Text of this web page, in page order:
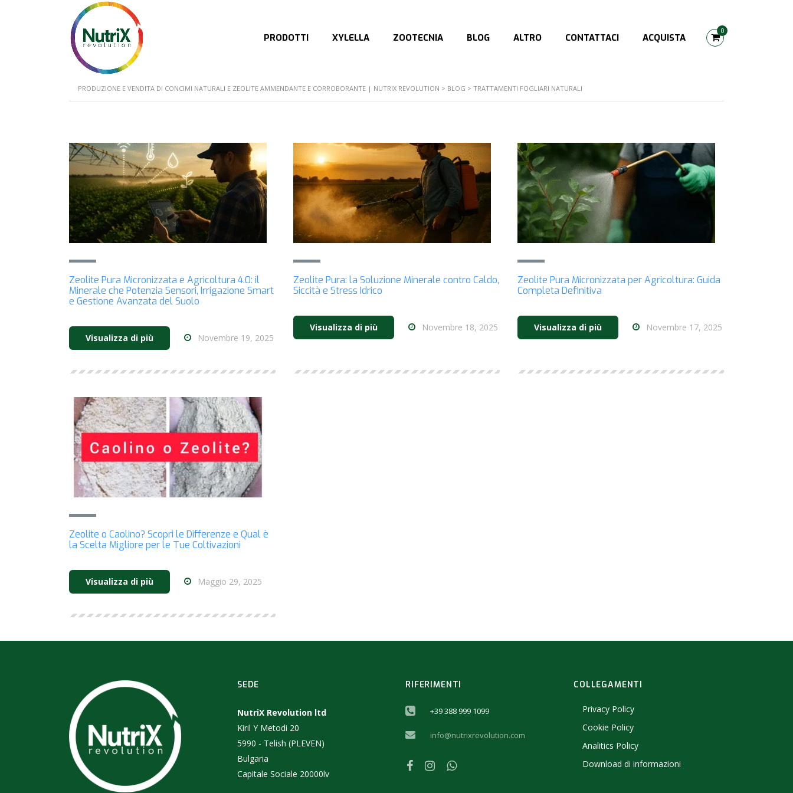
PRODOTTI XYLELLA ZOOTECNIA BLOG ALTRO CONTATTACI ACQUISTA
0
PRODUZIONE E VENDITA DI CONCIMI NATURALI E ZEOLITE AMMENDANTE E CORROBORANTE | NUTRIX REVOLUTION > BLOG > TRATTAMENTI FOGLIARI NATURALI
Zeolite Pura Micronizzata e Agricoltura 4.0: il
Minerale che Potenzia Sensori, Irrigazione Smart
e Gestione Avanzata del Suolo
Visualizza di più Novembre 19, 2025
Zeolite Pura: la Soluzione Minerale contro Caldo,
Siccità e Stress Idrico
Visualizza di più Novembre 18, 2025
Zeolite Pura Micronizzata per Agricoltura: Guida
Completa Definitiva
Visualizza di più Novembre 17, 2025
Zeolite o Caolino? Scopri le Differenze e Qual è
la Scelta Migliore per le Tue Coltivazioni
Visualizza di più Maggio 29, 2025
SEDE
NutriX Revolution ltd
Kiril Y Metodi 20
5990 - Telish (PLEVEN)
Bulgaria
Capitale Sociale 20000lv
RIFERIMENTI
+39 388 999 1099
info@nutrixrevolution.com
COLLEGAMENTI
Privacy Policy
Cookie Policy
Analitics Policy
Download di informazioni